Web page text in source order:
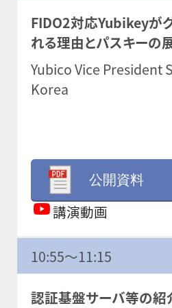
FIDO2対応Yubikeyが
れる理由とパスキーの
Yubico Vice President
Korea
公開資料
講演動画
10:55～11:15
認証基盤サーバ等の紹